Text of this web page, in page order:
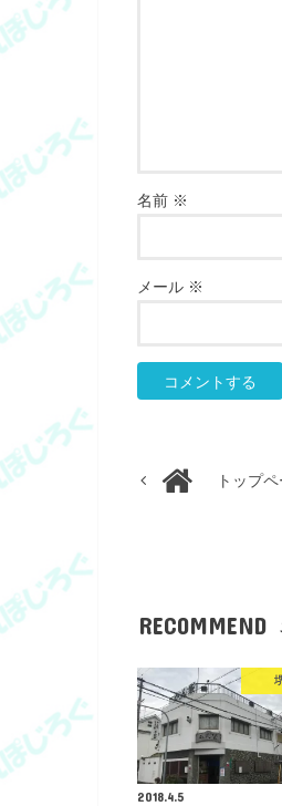
名前 ※
メール ※
トップ
RECOMMEND
2018.4.5